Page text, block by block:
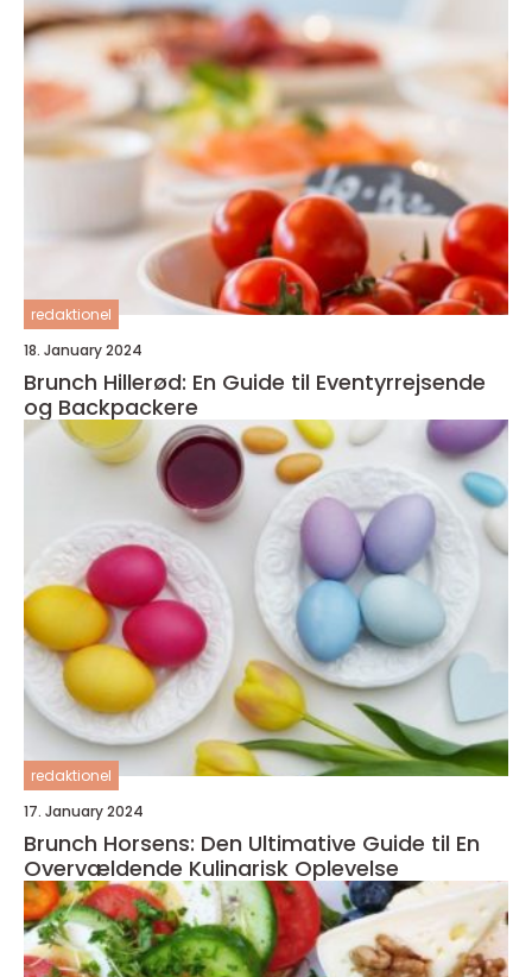
redaktionel
18. January 2024
Brunch Hillerød: En Guide til Eventyrrejsende
og Backpackere
redaktionel
17. January 2024
Brunch Horsens: Den Ultimative Guide til En
Overvældende Kulinarisk Oplevelse